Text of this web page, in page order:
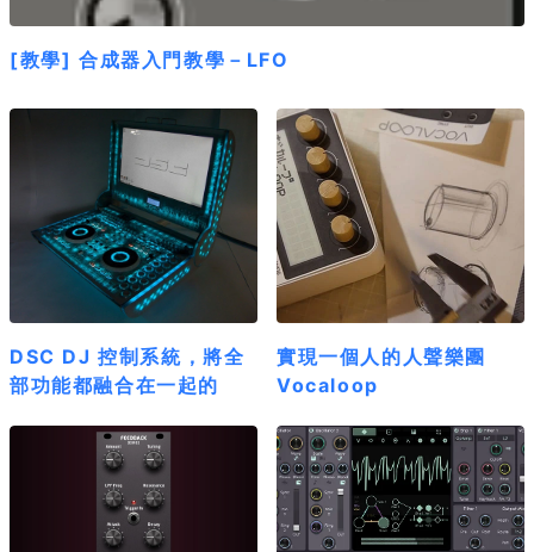
[教學] 合成器入門教學－LFO
DSC DJ 控制系統，將全
部功能都融合在一起的
實現一個人的人聲樂團
Vocaloop